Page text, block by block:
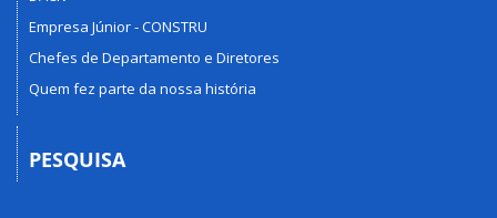
Empresa Júnior - CONSTRU
Chefes de Departamento e Diretores
Quem fez parte da nossa história
PESQUISA